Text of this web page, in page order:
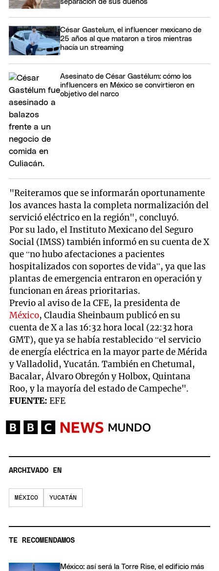
separación de sus dueños
César Gastelum, el influencer mexicano de
25 años al que mataron a tiros mientras
hacía un streaming
Asesinato de César Gastélum: cómo los
influencers en México se convirtieron en
objetivo del narco
"Reiteramos que se informarán oportunamente
los avances hasta la completa normalización del
servició eléctrico en la región", concluyó.
Por su lado, el Instituto Mexicano del Seguro
Social (IMSS) también informó en su cuenta de X
que “no hubo afectaciones a pacientes
hospitalizados con soportes de vida”, ya que las
plantas de emergencia entraron en operación y
funcionan en áreas prioritarias.
Previo al aviso de la CFE, la presidenta de
México, Claudia Sheinbaum publicó en su
cuenta de X a las 16:32 hora local (22:32 hora
GMT), que ya se había restablecido “el servicio
de energía eléctrica en la mayor parte de Mérida
y Valladolid, Yucatán. También en Chetumal,
Bacalar, Álvaro Obregón y Holbox, Quintana
Roo, y la mayoría del estado de Campeche".
FUENTE: EFE
ARCHIVADO EN
MÉXICO YUCATÁN
TE RECOMENDAMOS
México: así será la Torre Rise, el edificio más